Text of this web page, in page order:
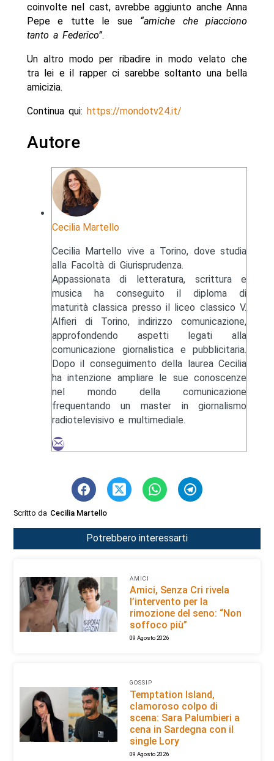
coinvolte nel cast, avrebbe aggiunto anche Anna
Pepe e tutte le sue “amiche che piacciono
tanto a Federico”.
Un altro modo per ribadire in modo velato che
tra lei e il rapper ci sarebbe soltanto una bella
amicizia.
Continua qui: https://mondotv24.it/
Autore
Cecilia Martello
Cecilia Martello vive a Torino, dove studia
alla Facoltà di Giurisprudenza.
Appassionata di letteratura, scrittura e
musica ha conseguito il diploma di
maturità classica presso il liceo classico V.
Alfieri di Torino, indirizzo comunicazione,
approfondendo aspetti legati alla
comunicazione giornalistica e pubblicitaria.
Dopo il conseguimento della laurea Cecilia
ha intenzione ampliare le sue conoscenze
nel mondo della comunicazione
frequentando un master in giornalismo
radiotelevisivo e multimediale.
Scritto da Cecilia Martello
Potrebbero interessarti
AMICI
Amici, Senza Cri rivela
l’intervento per la
rimozione del seno: “Non
soffoco più”
09 Agosto 2026
GOSSIP
Temptation Island,
clamoroso colpo di
scena: Sara Palumbieri a
cena in Sardegna con il
single Lory
09 Agosto 2026